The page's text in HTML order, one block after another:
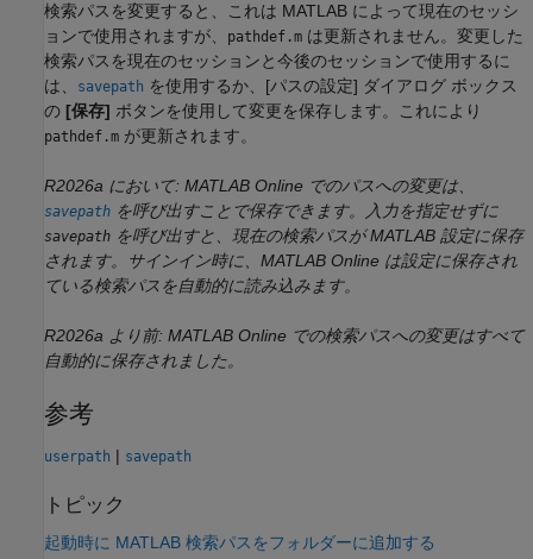
検索パスを変更すると、これは MATLAB によって現在のセッシ
ョンで使用されますが、
pathdef.m は更新されません。変更した
検索パスを現在のセッションと今後のセッションで使用するに
は、
savepath を使用するか、[パスの設定] ダイアログ ボックス
の [保存] ボタンを使用して変更を保存します。これにより
pathdef.m が更新されます。
R2026a において: MATLAB Online でのパスへの変更は、
savepath を呼び出すことで保存できます。入力を指定せずに
savepath を呼び出すと、現在の検索パスが MATLAB 設定に保存
されます。サインイン時に、MATLAB Online は設定に保存され
ている検索パスを自動的に読み込みます。
R2026a より前: MATLAB Online での検索パスへの変更はすべて
自動的に保存されました。
参考
userpath | savepath
トピック
起動時に MATLAB 検索パスをフォルダーに追加する